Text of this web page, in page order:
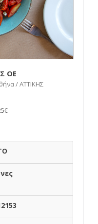
ΟΕ
/ ΑΤΤΙΚΗΣ